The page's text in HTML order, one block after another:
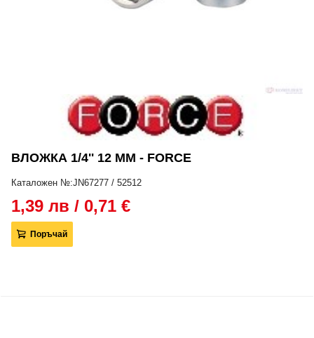
ВЛОЖКА 1/4'' 12 ММ - FORCE
Каталожен №:JN67277 / 52512
1,39 лв / 0,71 €
Поръчай